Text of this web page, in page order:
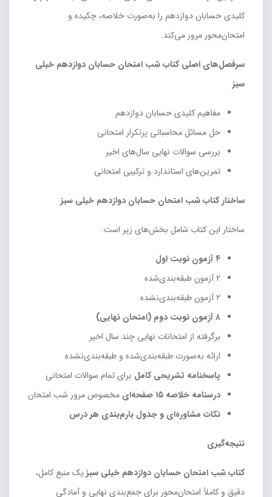
کلیدی حسابان دوازدهم را به‌صورت خلاصه، چکیده و
امتحان‌محور مرور می‌کند.
سرفصل‌های اصلی کتاب شب امتحان حسابان دوازدهم خیلی
سبز
مفاهیم کلیدی حسابان دوازدهم
حل مسائل محاسباتی پرتکرار امتحانی
بررسی سوالات نهایی سال‌های اخیر
تمرین‌های استاندارد و ترکیبی امتحانی
ساختار کتاب شب امتحان حسابان دوازدهم خیلی سبز
ساختار این کتاب شامل بخش‌های زیر است:
۴ آزمون نوبت اول
۲ آزمون طبقه‌بندی‌شده
۲ آزمون طبقه‌بندی‌نشده
۸ آزمون نوبت دوم (امتحان نهایی)
برگرفته از امتحانات نهایی چند سال اخیر
ارائه به‌صورت طبقه‌بندی‌شده و طبقه‌بندی‌نشده
پاسخنامه تشریحی کامل برای تمام سوالات امتحانی
درسنامه خلاصه ۱۵ صفحه‌ای
مخصوص مرور شب امتحان
نکات مشاوره‌ای و جدول بارم‌بندی هر درس
نتیجه‌گیری
کتاب شب امتحان حسابان دوازدهم خیلی سبزیک منبع کامل،
دقیق و کاملاً امتحان‌محور برای جمع‌بندی نهایی و آمادگی